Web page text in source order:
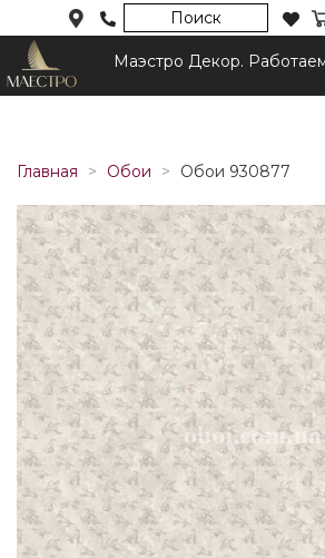
Поиск
Маэстро Декор.
Главная Обои Обои 930877